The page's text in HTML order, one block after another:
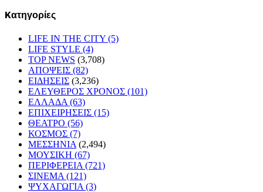
Kατηγορίες
LIFE IN THE CITY (5)
LIFE STYLE (4)
TOP NEWS (3,708)
ΑΠΟΨΕΙΣ (82)
ΕΙΔΗΣΕΙΣ (3,236)
ΕΛΕΥΘΕΡΟΣ ΧΡΟΝΟΣ (101)
ΕΛΛΑΔΑ (63)
ΕΠΙΧΕΙΡΗΣΕΙΣ (15)
ΘΕΑΤΡΟ (56)
ΚΟΣΜΟΣ (7)
ΜΕΣΣΗΝΙΑ (2,494)
ΜΟΥΣΙΚΗ (67)
ΠΕΡΙΦΕΡΕΙΑ (721)
ΣΙΝΕΜΑ (121)
ΨΥΧΑΓΩΓΙΑ (3)